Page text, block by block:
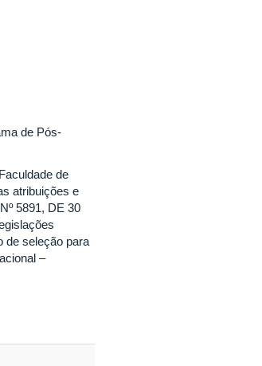
de Pós-
de
atribuições e
5891, DE 30
de seleção para
–